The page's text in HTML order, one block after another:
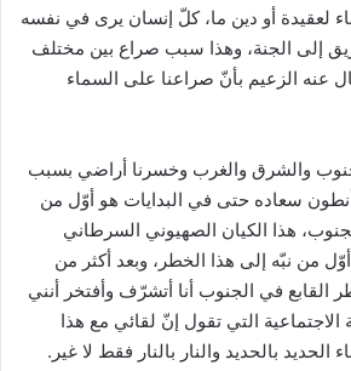
لعقيدة أو دين ما، كلّ إنسان يرى في نفسه
إلى الجنة، وهذا سبب صراع بين مختلف
عنه الزعيم بأنّ صراعنا على السماء
والشرق والغرب وخسرنا أراضي بسبب
سعاده حتى في البدايات هو أوّل من
هذا الكيان الصهيوني السرطاني
من نبّه إلى هذا الخطر، وبعد أكثر من
القابع في الجنوب أنا أتشرّف وأفتخر أنني
الاجتماعية التي تقول إنّ لقائي مع هذا
بالحديد والنار بالنار فقط لا غير.